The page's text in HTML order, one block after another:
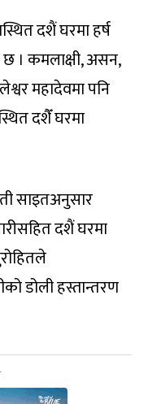
दशैं घरमा हर्ष
छ । कमलाक्षी, असन,
महादेवमा पनि
दशैँ घरमा
साइतअनुसार
दशैं घरमा
डोली हस्तान्तरण